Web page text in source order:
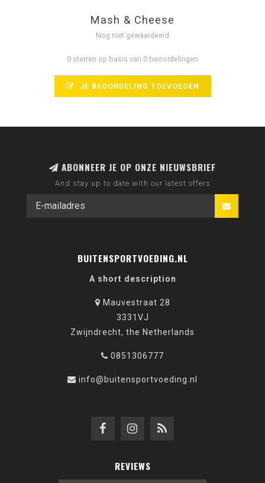
Mash & Cheese
Nog niet gewaardeerd
0 sterren op basis van 0 beoordelingen
JE BEOORDELING TOEVOEGEN
ABONNEER JE OP ONZE NIEUWSBRIEF
And stay up to date with our latest offers
BUITENSPORTVOEDING.NL
A short description
Mauvestraat 28
3331VJ
Zwijndrecht, the Netherlands
0851306777
info@buitensportvoeding.nl
REVIEWS